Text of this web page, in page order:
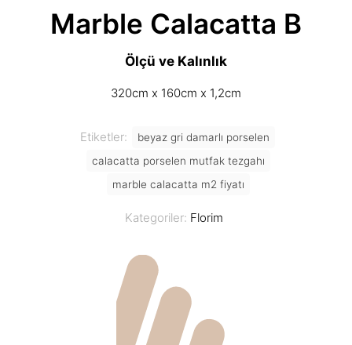
Marble Calacatta B
Ölçü ve Kalınlık
320cm x 160cm x 1,2cm
Kategoriler: Florim
Etiketler:
beyaz gri damarlı porselen
calacatta porselen mutfak tezgahı
marble calacatta m2 fiyatı